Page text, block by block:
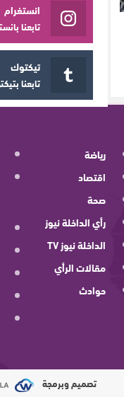
انستغرام
تابعنا
تيكتوك
تابعنا
رياضة
اقتصاد
صحة
رأي الداخلة نيوز
الداخلة نيوز TV
مقالات الرأي
حوادث
تصميم وبرمجة